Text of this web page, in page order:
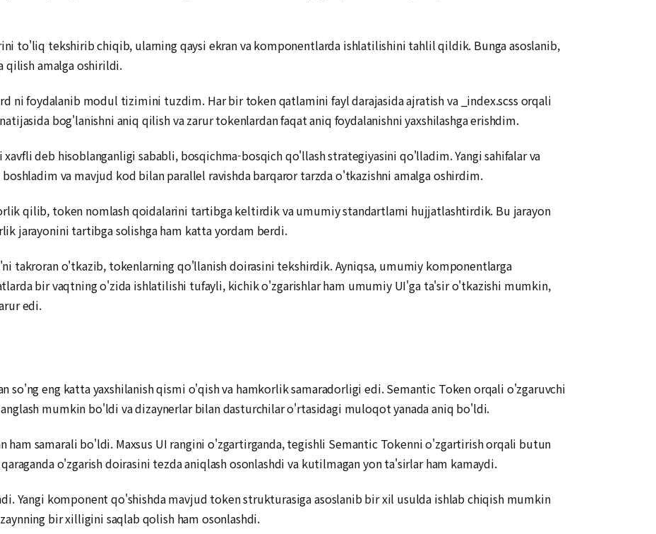
to'liq tekshirib chiqib, ularning qaysi ekran va komponentlarda ishlatilishini tahlil qildik. Bunga asoslanib,
qilish amalga oshirildi.
ni foydalanib modul tizimini tuzdim. Har bir token qatlamini fayl darajasida ajratish va _index.scss orqali
bog'lanishni aniq qilish va zarur tokenlardan faqat aniq foydalanishni yaxshilashga erishdim.
deb hisoblanganligi sababli, bosqichma-bosqich qo'llash strategiyasini qo'lladim. Yangi sahifalar va
va mavjud kod bilan parallel ravishda barqaror tarzda o'tkazishni amalga oshirdim.
qilib, token nomlash qoidalarini tartibga keltirdik va umumiy standartlarni hujjatlashtirdik. Bu jarayon
jarayonini tartibga solishga ham katta yordam berdi.
takroran o'tkazib, tokenlarning qo'llanish doirasini tekshirdik. Ayniqsa, umumiy komponentlarga
bir vaqtning o'zida ishlatilishi tufayli, kichik o'zgarishlar ham umumiy UI'ga ta'sir o'tkazishi mumkin,
edi.
so'ng eng katta yaxshilanish qismi o'qish va hamkorlik samaradorligi edi. Semantic Token orqali o'zgaruvchi
mumkin bo'ldi va dizaynerlar bilan dasturchilar o'rtasidagi muloqot yanada aniq bo'ldi.
ham samarali bo'ldi. Maxsus UI rangini o'zgartirganda, tegishli Semantic Tokenni o'zgartirish orqali butun
o'zgarish doirasini tezda aniqlash osonlashdi va kutilmagan yon ta'sirlar ham kamaydi.
Yangi komponent qo'shishda mavjud token strukturasiga asoslanib bir xil usulda ishlab chiqish mumkin
bir xilligini saqlab qolish ham osonlashdi.